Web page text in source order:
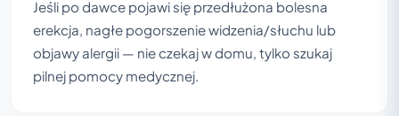
Jeśli po dawce pojawi się przedłużona bolesna
erekcja, nagłe pogorszenie widzenia/słuchu lub
objawy alergii — nie czekaj w domu, tylko szukaj
pilnej pomocy medycznej.